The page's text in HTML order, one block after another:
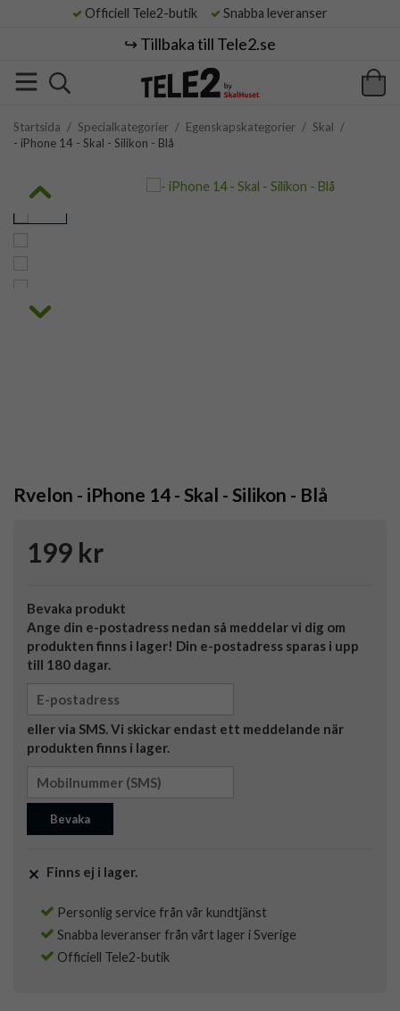
Officiell Tele2-butik Snabba leveranser
↪️ Tillbaka till Tele2.se
Startsida / Specialkategorier / Egenskapskategorier / Skal /
- iPhone 14 - Skal - Silikon - Blå
Rvelon - iPhone 14 - Skal - Silikon - Blå
199 kr
Bevaka produkt
Ange din e-postadress nedan så meddelar vi dig om
produkten finns i lager! Din e-postadress sparas i upp
till 180 dagar.
eller via SMS. Vi skickar endast ett meddelande när
produkten finns i lager.
Bevaka
Finns ej i lager.
Personlig service från vår kundtjänst
Snabba leveranser från vårt lager i Sverige
Officiell Tele2-butik